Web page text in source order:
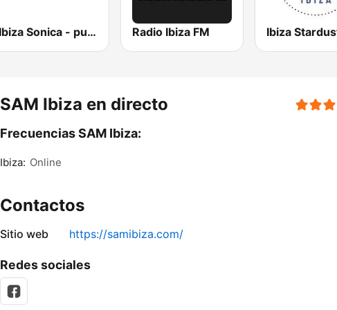
Ibiza Sonica - puraSonica.com Radio Ibiza FM
SAM Ibiza en directo
Frecuencias SAM Ibiza:
Ibiza: Online
Contactos
Sitio web https://samibiza.com/
Redes sociales